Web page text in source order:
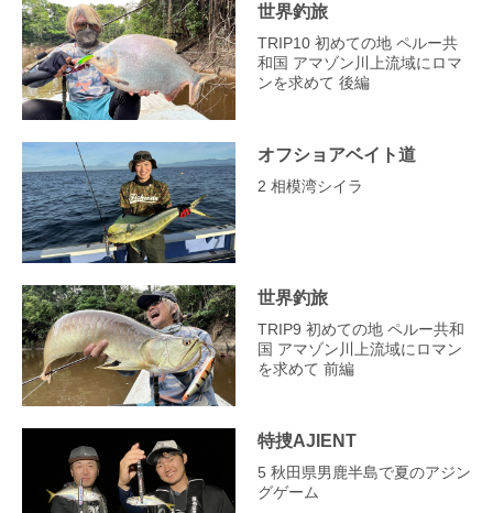
世界釣旅
TRIP10 初めての地 ペルー共
和国 アマゾン川上流域にロマ
ンを求めて 後編
オフショアベイト道
2 相模湾シイラ
世界釣旅
TRIP9 初めての地 ペルー共和
国 アマゾン川上流域にロマン
を求めて 前編
特捜AJIENT
5 秋田県男鹿半島で夏のアジン
グゲーム